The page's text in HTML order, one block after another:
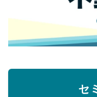
セ